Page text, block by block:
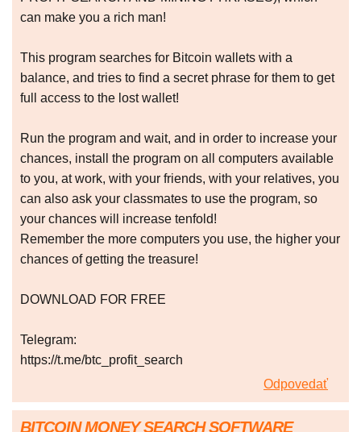
can make you a rich man!
This program searches for Bitcoin wallets with a
balance, and tries to find a secret phrase for them to get
full access to the lost wallet!
Run the program and wait, and in order to increase your
chances, install the program on all computers available
to you, at work, with your friends, with your relatives, you
can also ask your classmates to use the program, so
your chances will increase tenfold!
Remember the more computers you use, the higher your
chances of getting the treasure!
DOWNLOAD FOR FREE
Telegram:
https://t.me/btc_profit_search
Odpovedať
BITCOIN MONEY SEARCH SOFTWARE